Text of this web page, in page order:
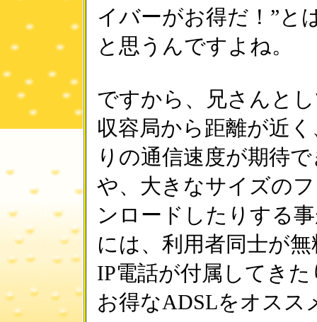
イバーがお得だ！”と
と思うんですよね。
ですから、兄さんと
収容局から距離が近
りの通信速度が期待
や、大きなサイズの
ンロードしたりする
には、利用者同士が
IP電話が付属してき
お得なADSLをオスス